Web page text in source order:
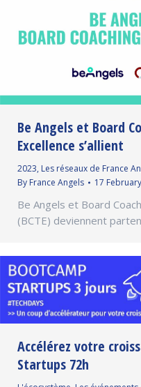
Be Angels et Board
Excellence s’allient
2023, Les réseaux de France
By France Angels 17
Be Angels et Board
(BCTE) deviennent
Accélérez votre
Startups 72h